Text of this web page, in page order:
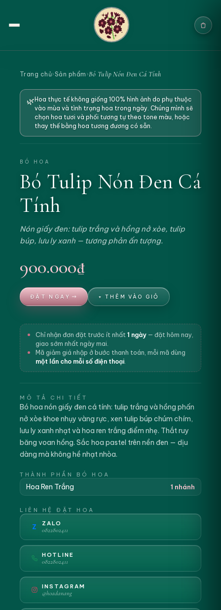
Sản phẩm
Cưới & Sự kiện
Blogs
Chính sách
Địa chỉ & Liên hệ
Tìm sản phẩm
Trang chủ›Sản phẩm ›Bó Tulip Nón Đen Cá Tính
🌿 Hoa thực tế không giống 100% hình ảnh do phụ thuộc
vào mùa và tình trạng hoa trong ngày. Chúng mình sẽ
chọn hoa tươi và phối tương tự theo tone màu, hoặc
thay thế bằng hoa tương đương có sẵn.
BÓ HOA
Bó Tulip Nón Đen Cá
Tính
Nón giấy đen: tulip trắng và hồng nở xòe, tulip
búp, lưu ly xanh — tương phản ấn tượng.
900.000₫
ĐẶT NGAY + THÊM VÀO GIỎ
Chỉ nhận đơn đặt trước ít nhất 1 ngày — đặt hôm nay,
giao sớm nhất ngày mai.
Mã giảm giá nhập ở bước thanh toán, mỗi mã dùng
một lần cho mỗi số điện thoại
MÔ TẢ CHI TIẾT
Bó hoa nón giấy đen cá tính: tulip trắng và hồng phấn
nở xòe khoe nhụy vàng rực, xen tulip búp chúm chím,
lưu ly xanh nhạt và hoa ren trắng điểm nhẹ. Thắt ruy
băng voan hồng. Sắc hoa pastel trên nền đen — dịu
dàng mà không hề nhạt nhòa.
THÀNH PHẦN BÓ HOA
Hoa Ren Trắng 1 nhánh
LIÊN HỆ ĐẶT HOA
Z ZALO
0822802411
HOTLINE
0822802411
INSTAGRAM
@hoadanang